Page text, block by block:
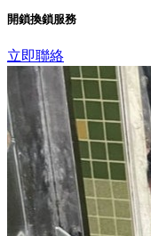
開鎖換鎖服務
立即聯絡